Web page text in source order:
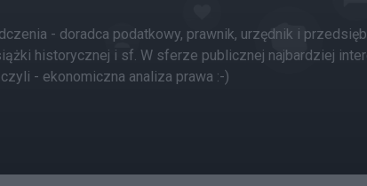
- doradca podatkowy, prawnik, urzędnik i
historycznej i sf. W sferze publicznej najbardziej
- ekonomiczna analiza prawa :-)